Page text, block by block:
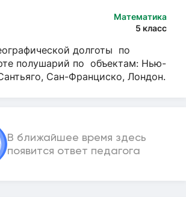
Математика
5 класс
долготы по
полушарий по объектам: Нью-
Сан-Франциско, Лондон.
В ближайшее время здесь
появится ответ педагога